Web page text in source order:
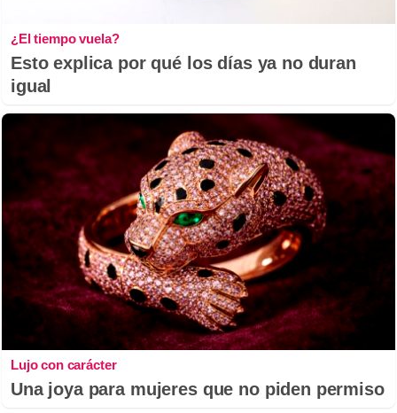
¿El tiempo vuela?
Esto explica por qué los días ya no duran
igual
Lujo con carácter
Una joya para mujeres que no piden permiso